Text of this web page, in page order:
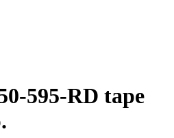
595-RD tape